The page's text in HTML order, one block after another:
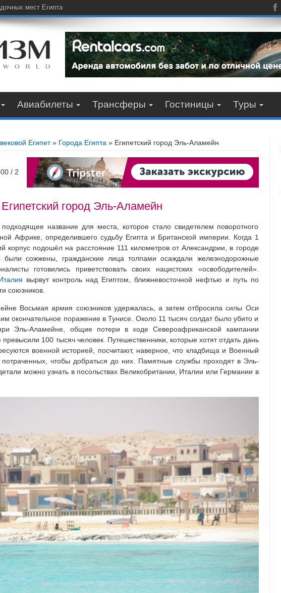
мест Египта
Авиабилеты Трансферы Гостиницы Туры
Египет » Города Египта » Египетский город Эль-Аламейн
/ 2
Египетский город Эль-Аламейн
название для места, которое стало свидетелем поворотного
Африке, определившего судьбу Египта и Британской империи. Когда 1
корпус подошёл на расстояние 111 километров от Александрии, в городе
были сожжены, гражданские лица толпами осаждали железнодорожные
готовились приветствовать своих нацистских «освободителей».
вырвут контроль над Египтом, ближневосточной нефтью и путь по
союзников.
Восьмая армия союзников удержалась, а затем отбросила силы Оси
окончательное поражение в Тунисе. Около 11 тысяч солдат было убито и
Эль-Аламейне, общие потери в ходе Североафриканской кампании
100 тысяч человек. Путешественники, которые хотят отдать дань
военной историей, посчитают, наверное, что кладбища и Военный
потраченных, чтобы добраться до них. Памятные службы проходят в Эль-
можно узнать в посольствах Великобритании, Италии или Германии в